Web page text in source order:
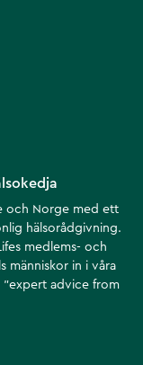
och Norge med ett
hälsorådgivning.
medlems- och
människor in i våra
”expert advice from